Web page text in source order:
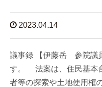
2023.04.14
議事録 【伊藤岳 参院議
す。 法案は、住民基本
者等の探索や土地使用権